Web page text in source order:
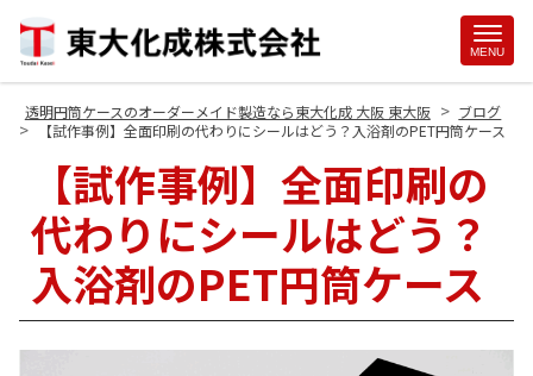
MENU
透明円筒ケースのオーダーメイド製造なら東大化成 大阪 東大阪 > ブログ
> 【試作事例】全面印刷の代わりにシールはどう？入浴剤のPET円筒ケース
【試作事例】全面印刷の
代わりにシールはどう？
入浴剤のPET円筒ケース
Site
Footer